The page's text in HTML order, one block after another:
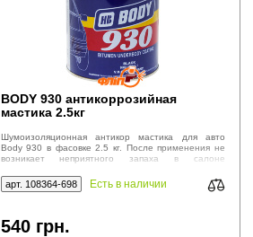
BODY 930 антикоррозийная
мастика 2.5кг
Шумоизоляционная антикор мастика для авто
Body 930 в фасовке 2.5 кг. После применения не
возникает неприятного запаха в салоне
износустойчивостью, ударопрочностью и
морозостойкостью.
арт. 108364-698 Есть в наличии
540 грн.